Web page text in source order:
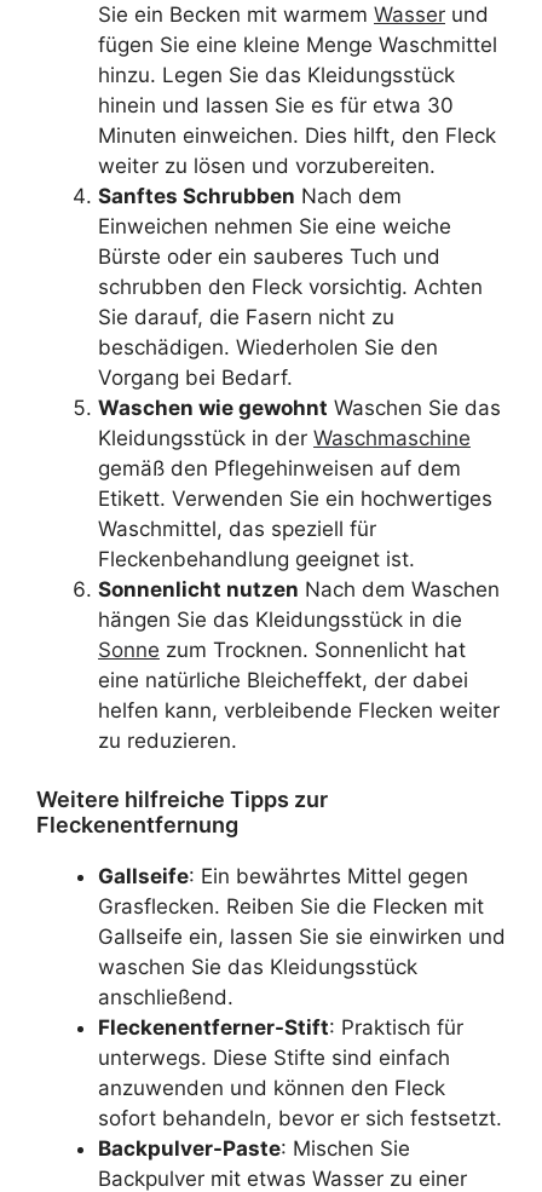
Sie ein Becken mit warmem Wasser und
fügen Sie eine kleine Menge Waschmittel
hinzu. Legen Sie das Kleidungsstück
hinein und lassen Sie es für etwa 30
Minuten einweichen. Dies hilft, den Fleck
weiter zu lösen und vorzubereiten.
Sanftes Schrubben Nach dem
Einweichen nehmen Sie eine weiche
Bürste oder ein sauberes Tuch und
schrubben den Fleck vorsichtig. Achten
Sie darauf, die Fasern nicht zu
beschädigen. Wiederholen Sie den
Vorgang bei Bedarf.
Waschen wie gewohnt Waschen Sie das
Kleidungsstück in der Waschmaschine
gemäß den Pflegehinweisen auf dem
Etikett. Verwenden Sie ein hochwertiges
Waschmittel, das speziell für
Fleckenbehandlung geeignet ist.
Sonnenlicht nutzen Nach dem Waschen
hängen Sie das Kleidungsstück in die
Sonne zum Trocknen. Sonnenlicht hat
eine natürliche Bleicheffekt, der dabei
helfen kann, verbleibende Flecken weiter
zu reduzieren.
Weitere hilfreiche Tipps zur
Fleckenentfernung
Gallseife: Ein bewährtes Mittel gegen
Grasflecken. Reiben Sie die Flecken mit
Gallseife ein, lassen Sie sie einwirken und
waschen Sie das Kleidungsstück
anschließend.
Fleckenentferner-Stift: Praktisch für
unterwegs. Diese Stifte sind einfach
anzuwenden und können den Fleck
sofort behandeln, bevor er sich festsetzt.
Backpulver-Paste: Mischen Sie
Backpulver mit etwas Wasser zu einer